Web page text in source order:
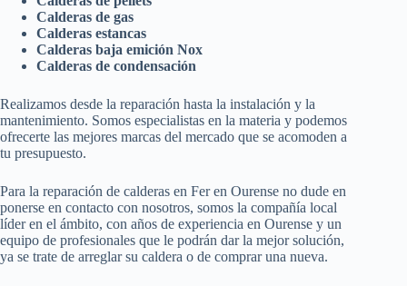
Calderas de gas
Calderas estancas
Calderas baja emición Nox
Calderas de condensación
Realizamos desde la reparación hasta la instalación y la
mantenimiento. Somos especialistas en la materia y podemos
ofrecerte las mejores marcas del mercado que se acomoden a
tu presupuesto.
Para la reparación de calderas en Fer en Ourense no dude en
ponerse en contacto con nosotros, somos la compañía local
líder en el ámbito, con años de experiencia en Ourense y un
equipo de profesionales que le podrán dar la mejor solución,
ya se trate de arreglar su caldera o de comprar una nueva.